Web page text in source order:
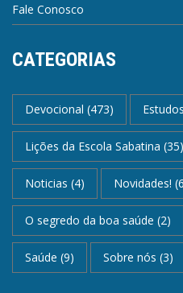
Fale Conosco
CATEGORIAS
Devocional (473) Estudos
Lições da Escola Sabatina (35)
Noticias (4) Novidades!
O segredo da boa saúde (2)
Saúde (9) Sobre nós (3)